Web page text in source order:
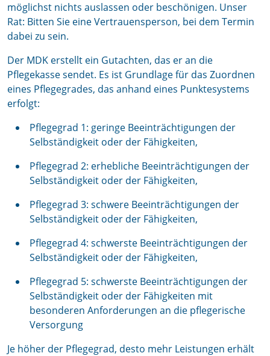
möglichst nichts auslassen oder beschönigen. Unser
Rat: Bitten Sie eine Vertrauensperson, bei dem Termin
dabei zu sein.
Der MDK erstellt ein Gutachten, das er an die
Pflegekasse sendet. Es ist Grundlage für das Zuordnen
eines Pflegegrades, das anhand eines Punktesystems
erfolgt:
Pflegegrad 1: geringe Beeinträchtigungen der
Selbständigkeit oder der Fähigkeiten,
Pflegegrad 2: erhebliche Beeinträchtigungen der
Selbständigkeit oder der Fähigkeiten,
Pflegegrad 3: schwere Beeinträchtigungen der
Selbständigkeit oder der Fähigkeiten,
Pflegegrad 4: schwerste Beeinträchtigungen der
Selbständigkeit oder der Fähigkeiten,
Pflegegrad 5: schwerste Beeinträchtigungen der
Selbständigkeit oder der Fähigkeiten mit
besonderen Anforderungen an die pflegerische
Versorgung
Je höher der Pflegegrad, desto mehr Leistungen erhält